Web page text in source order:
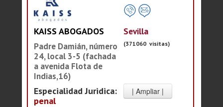
KAISS ABOGADOS
Padre Damián, número
24, local 3-5 (fachada
a avenida Flota de
Indias,16)
Especialidad Juridica:
penal
Sevilla
(371060 visitas)